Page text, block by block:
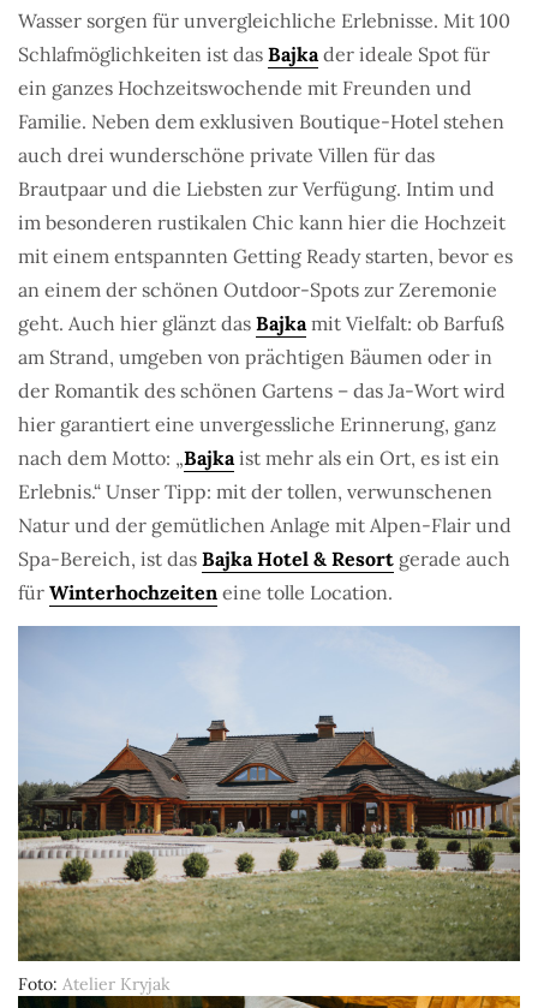
Wasser sorgen für unvergleichliche Erlebnisse. Mit 100
Schlafmöglichkeiten ist das Bajka der ideale Spot für
ein ganzes Hochzeitswochende mit Freunden und
Familie. Neben dem exklusiven Boutique-Hotel stehen
auch drei wunderschöne private Villen für das
Brautpaar und die Liebsten zur Verfügung. Intim und
im besonderen rustikalen Chic kann hier die Hochzeit
mit einem entspannten Getting Ready starten, bevor es
an einem der schönen Outdoor-Spots zur Zeremonie
geht. Auch hier glänzt das Bajka mit Vielfalt: ob Barfuß
am Strand, umgeben von prächtigen Bäumen oder in
der Romantik des schönen Gartens – das Ja-Wort wird
hier garantiert eine unvergessliche Erinnerung, ganz
nach dem Motto: „Bajka ist mehr als ein Ort, es ist ein
Erlebnis.“ Unser Tipp: mit der tollen, verwunschenen
Natur und der gemütlichen Anlage mit Alpen-Flair und
Spa-Bereich, ist das Bajka Hotel & Resort gerade auch
für Winterhochzeiten eine tolle Location.
Foto Atelier Kryjak